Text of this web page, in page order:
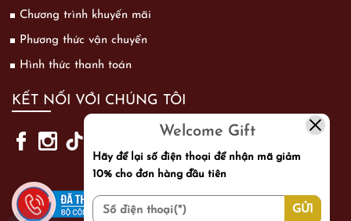
Chương trình khuyến mãi
Phương thức vận chuyển
Hình thức thanh toán
KẾT NỐI VỚI CHÚNG TÔI
Welcome Gift
Hãy để lại số điện thoại để nhận mã giảm
10% cho đơn hàng đầu tiên